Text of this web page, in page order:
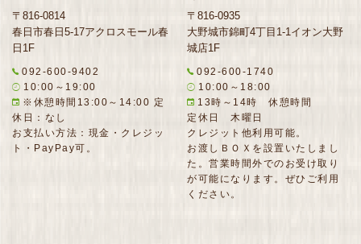
〒816-0814
春日市春日5-17アクロスモール春
日1F
092-600-9402
10:00～19:00
※休憩時間13:00～14:00 定
休日：なし
お支払い方法：現金・クレジッ
ト・PayPay可。
〒816-0935
大野城市錦町4丁目1-1イオン大野
城店1F
092-600-1740
10:00～18:00
13時～14時 休憩時間
定休日 木曜日
クレジット他利用可能。
お渡しＢＯＸを設置いたしまし
た。営業時間外でのお受け取り
が可能になります。ぜひご利用
ください。